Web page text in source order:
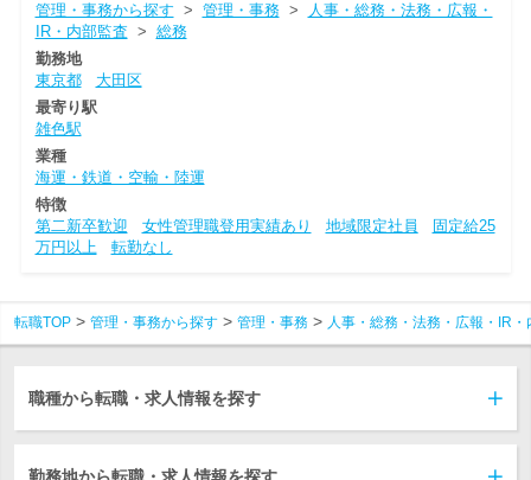
管理・事務から探す > 管理・事務>
人事・総務・法務・広報・
IR・内部監査 > 総務
勤務地
東京都
大田区
最寄り駅
雑色駅
業種
海運・鉄道・空輸・陸運
特徴
第二新卒歓迎
女性管理職登用実績あり 地域限定社員
固定給25
万円以上
転勤なし
転職TOP 管理・事務から探す 管理・事務 人事・総務・法務・広報・IR・
職種から転職・求人情報を探す
勤務地から転職・求人情報を探す